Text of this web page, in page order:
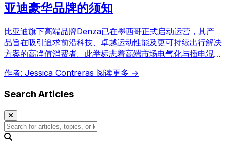
亚迪豪华品牌的须知
比亚迪旗下高端品牌Denza已在墨西哥正式启动运营，其产
品旨在吸引追求前沿科技、卓越运动性能及更可持续出行解决
方案的高净值消费者。此举标志着高端市场电气化与插电混动
作者: Jessica Contreras 阅读更多 →
Search Articles